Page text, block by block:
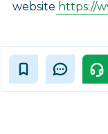
website https://